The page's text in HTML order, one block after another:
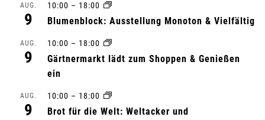
AUG.
9
10:00 – 18:00
Blumenblock: Ausstellung Monoton & Vielfältig
AUG.
9
10:00 – 18:00
Gärtnermarkt lädt zum Shoppen & Genießen
ein
AUG.
9
10:00 – 18:00
Brot für die Welt: Weltacker und